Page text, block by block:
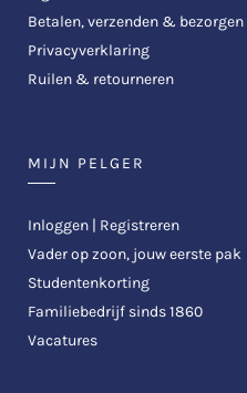
Betalen, verzenden & bezorgen
Privacyverklaring
Ruilen & retourneren
MIJN PELGER
Inloggen | Registreren
Vader op zoon, jouw eerste pak
Studentenkorting
Familiebedrijf sinds 1860
Vacatures